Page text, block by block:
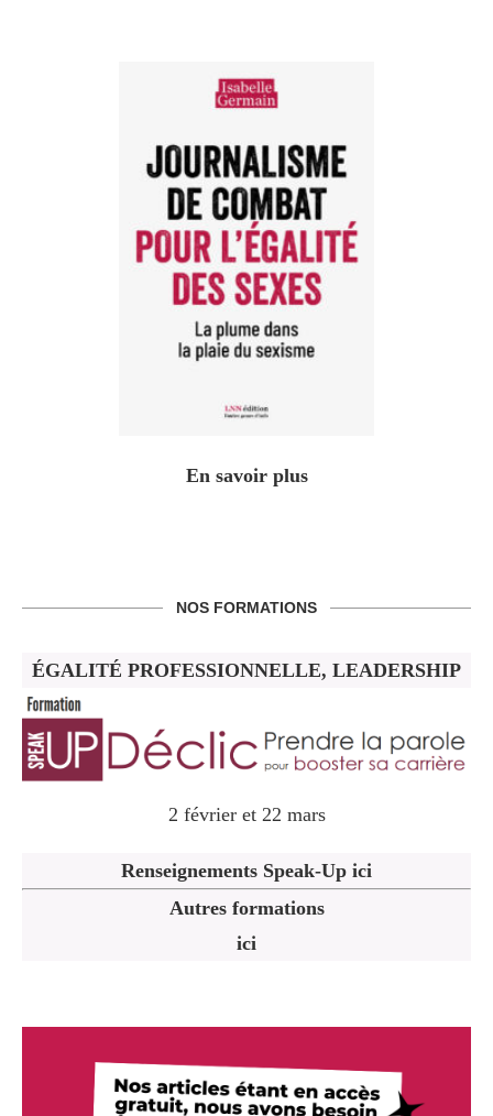
En savoir plus
NOS FORMATIONS
ÉGALITÉ PROFESSIONNELLE, LEADERSHIP
2 février et 22 mars
Renseignements Speak-Up ici
Autres formations
ici